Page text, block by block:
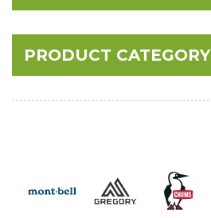
PRODUCT CATEGORY